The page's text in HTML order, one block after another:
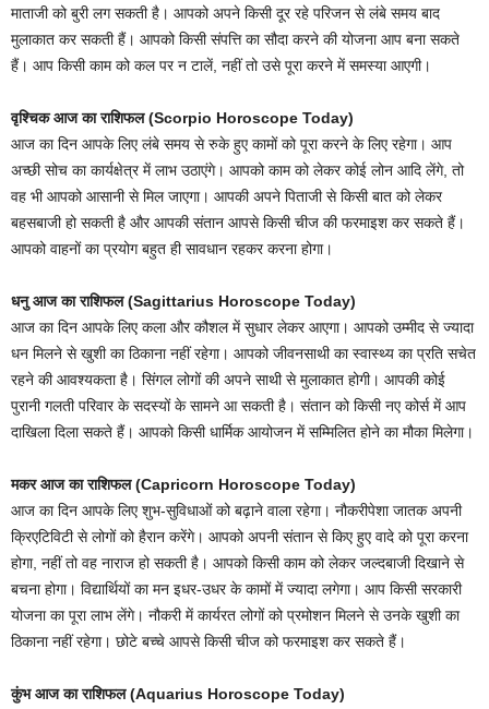
माताजी को बुरी लग सकती है। आपको अपने किसी दूर रहे परिजन से लंबे समय बाद
मुलाकात कर सकती हैं। आपको किसी संपत्ति का सौदा करने की योजना आप बना सकते
हैं। आप किसी काम को कल पर न टालें, नहीं तो उसे पूरा करने में समस्या आएगी।
वृश्चिक आज का राशिफल (Scorpio Horoscope Today)
आज का दिन आपके लिए लंबे समय से रुके हुए कामों को पूरा करने के लिए रहेगा। आप
अच्छी सोच का कार्यक्षेत्र में लाभ उठाएंगे। आपको काम को लेकर कोई लोन आदि लेंगे, तो
वह भी आपको आसानी से मिल जाएगा। आपकी अपने पिताजी से किसी बात को लेकर
बहसबाजी हो सकती है और आपकी संतान आपसे किसी चीज की फरमाइश कर सकते हैं।
आपको वाहनों का प्रयोग बहुत ही सावधान रहकर करना होगा।
धनु आज का राशिफल (Sagittarius Horoscope Today)
आज का दिन आपके लिए कला और कौशल में सुधार लेकर आएगा। आपको उम्मीद से ज्यादा
धन मिलने से खुशी का ठिकाना नहीं रहेगा। आपको जीवनसाथी का स्वास्थ्य का प्रति सचेत
रहने की आवश्यकता है। सिंगल लोगों की अपने साथी से मुलाकात होगी। आपकी कोई
पुरानी गलती परिवार के सदस्यों के सामने आ सकती है। संतान को किसी नए कोर्स में आप
दाखिला दिला सकते हैं। आपको किसी धार्मिक आयोजन में सम्मिलित होने का मौका मिलेगा।
मकर आज का राशिफल (Capricorn Horoscope Today)
आज का दिन आपके लिए शुभ-सुविधाओं को बढ़ाने वाला रहेगा। नौकरीपेशा जातक अपनी
क्रिएटिविटी से लोगों को हैरान करेंगे। आपको अपनी संतान से किए हुए वादे को पूरा करना
होगा, नहीं तो वह नाराज हो सकती है। आपको किसी काम को लेकर जल्दबाजी दिखाने से
बचना होगा। विद्यार्थियों का मन इधर-उधर के कामों में ज्यादा लगेगा। आप किसी सरकारी
योजना का पूरा लाभ लेंगे। नौकरी में कार्यरत लोगों को प्रमोशन मिलने से उनके खुशी का
ठिकाना नहीं रहेगा। छोटे बच्चे आपसे किसी चीज को फरमाइश कर सकते हैं।
कुंभ आज का राशिफल (Aquarius Horoscope Today)